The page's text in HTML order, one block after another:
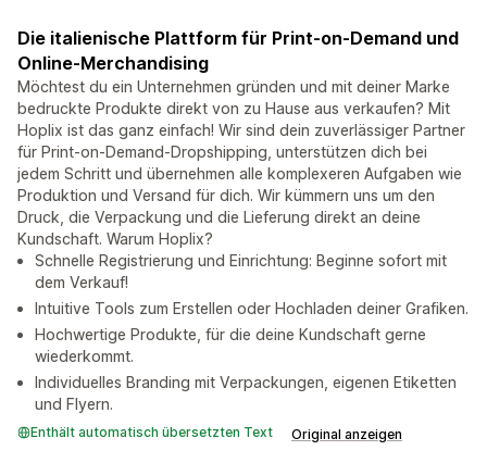
Die italienische Plattform für Print-on-Demand und
Online-Merchandising
Möchtest du ein Unternehmen gründen und mit deiner Marke
bedruckte Produkte direkt von zu Hause aus verkaufen? Mit
Hoplix ist das ganz einfach! Wir sind dein zuverlässiger Partner
für Print-on-Demand-Dropshipping, unterstützen dich bei
jedem Schritt und übernehmen alle komplexeren Aufgaben wie
Produktion und Versand für dich. Wir kümmern uns um den
Druck, die Verpackung und die Lieferung direkt an deine
Kundschaft. Warum Hoplix?
Schnelle Registrierung und Einrichtung: Beginne sofort mit
dem Verkauf!
Intuitive Tools zum Erstellen oder Hochladen deiner Grafiken.
Hochwertige Produkte, für die deine Kundschaft gerne
wiederkommt.
Individuelles Branding mit Verpackungen, eigenen Etiketten
und Flyern.
Enthält automatisch übersetzten Text Original anzeigen